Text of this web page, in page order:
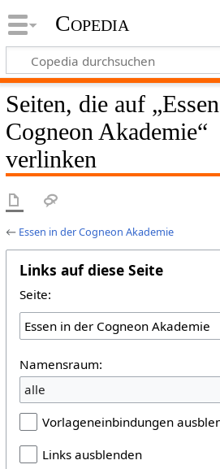
Copedia
Seiten, die auf
Cogneon Akademie“
verlinken
← Essen in der Cogneon Akademie
Links auf diese Seite
Seite:
Namensraum:
alle
Vorlageneinbindungen
Links ausblenden